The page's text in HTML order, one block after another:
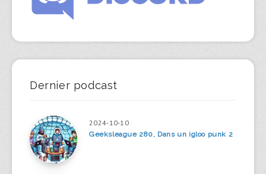
Dernier podcast
2024-10-10
Geeksleague 280, Dans un igloo punk 2